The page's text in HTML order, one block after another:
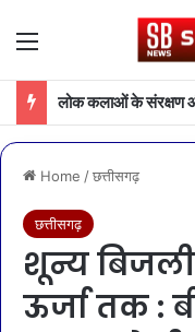
Menu
Home /छत्तीसगढ़
छत्तीसगढ़
शून्य
ऊर्जा तक :